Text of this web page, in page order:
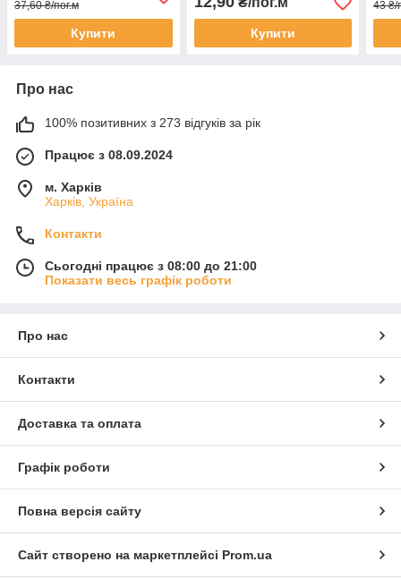
37,60 ₴/пог.м
Купити Купити
43 ₴/
Про нас
100% позитивних з 273 відгуків за рік
Працює з 08.09.2024
м. Харків
Харків, Україна
Контакти
Сьогодні працює з 08:00 до 21:00
Показати весь графік роботи
Про нас
Контакти
Доставка та оплата
Графік роботи
Повна версія сайту
Сайт створено на маркетплейсі Prom.ua